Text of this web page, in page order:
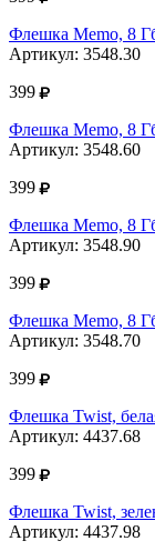
Флешка Memo, 8
Артикул: 3548.30
399
Флешка Memo, 8
Артикул: 3548.60
399
Флешка Memo, 8
Артикул: 3548.90
399
Флешка Memo, 8
Артикул: 3548.70
399
Флешка Twist,
Артикул: 4437.68
399
Флешка Twist,
Артикул: 4437.98